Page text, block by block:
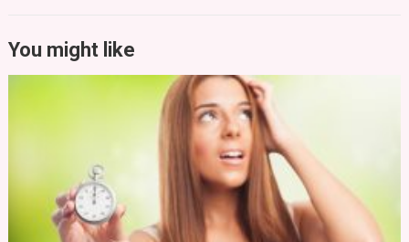
You might like